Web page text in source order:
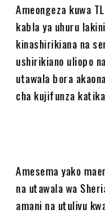
Ameongeza kuwa
kabla ya uhuru
kinashirikiana na
ushirikiano uliopo
utawala bora
cha kujifunza
Amesema yako
na utawala wa
amani na utulivu